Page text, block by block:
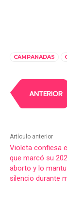
CAMPANADAS
ANTERIOR
Artículo anterior
Violeta confiesa
que marcó su
aborto y lo
silencio durante